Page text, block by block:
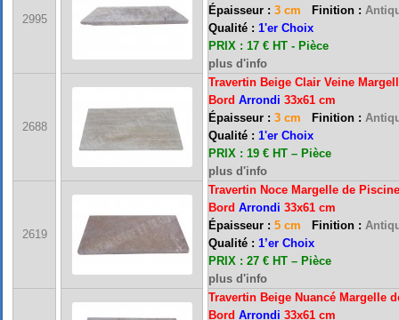
2995
Épaisseur : 3 cm Finition :
Qualité : 1'er Choix
PRIX : 17 € HT - Pièce
plus d'info
2688
Travertin Beige Clair Veine
Bord Arrondi 33x61 cm
Épaisseur : 3 cm Finition :
Qualité : 1'er Choix
PRIX : 19 € HT – Pièce
plus d'info
2619
Travertin Noce Margelle de Piscine
Bord Arrondi 33x61 cm
Épaisseur : 5 cm Finition :
Qualité : 1’er Choix
PRIX : 27 € HT – Pièce
plus d'info
Travertin Beige Nuancé Margelle
Bord Arrondi 33x61 cm